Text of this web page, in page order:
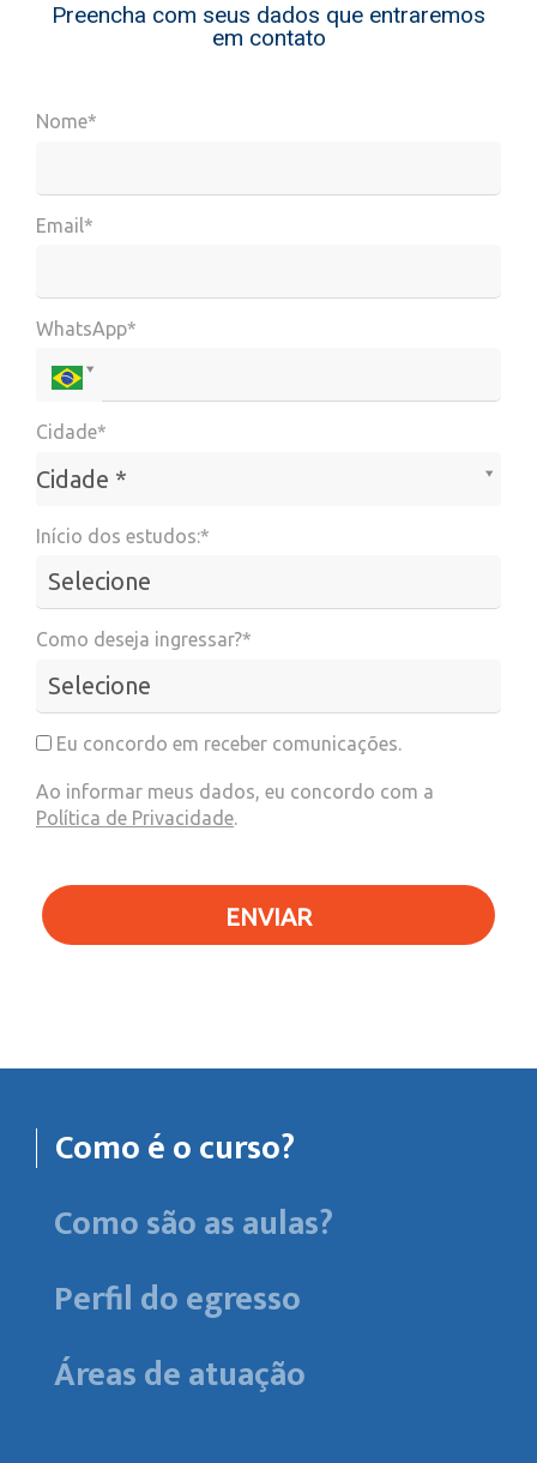
Preencha com seus dados que entraremos
em contato
Nome*
Email*
WhatsApp*
Cidade*
Cidade *
Cidade*
Início dos estudos:*
Como deseja ingressar?*
Eu concordo em receber comunicações.
Ao informar meus dados, eu concordo com a
Política de Privacidade.
ENVIAR
Como é o curso?
Como são as aulas?
Perfil do egresso
Áreas de atuação